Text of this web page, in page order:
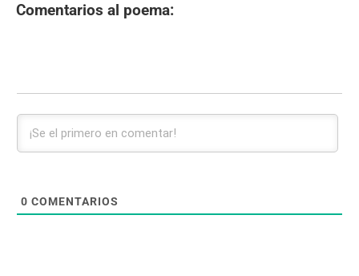
Comentarios al poema:
0 COMENTARIOS